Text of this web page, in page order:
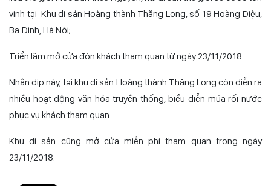
vinh tại Khu di sản Hoàng thành Thăng Long, số 19 Hoàng Diệu,
Ba Đình, Hà Nội;
Triển lãm mở cửa đón khách tham quan từ ngày 23/11/2018.
Nhân dịp này, tại khu di sản Hoàng thành Thăng Long còn diễn ra
nhiều hoạt động văn hóa truyền thống, biểu diễn múa rối nước
phục vụ khách tham quan.
Khu di sản cũng mở cửa miễn phí tham quan trong ngày
23/11/2018.